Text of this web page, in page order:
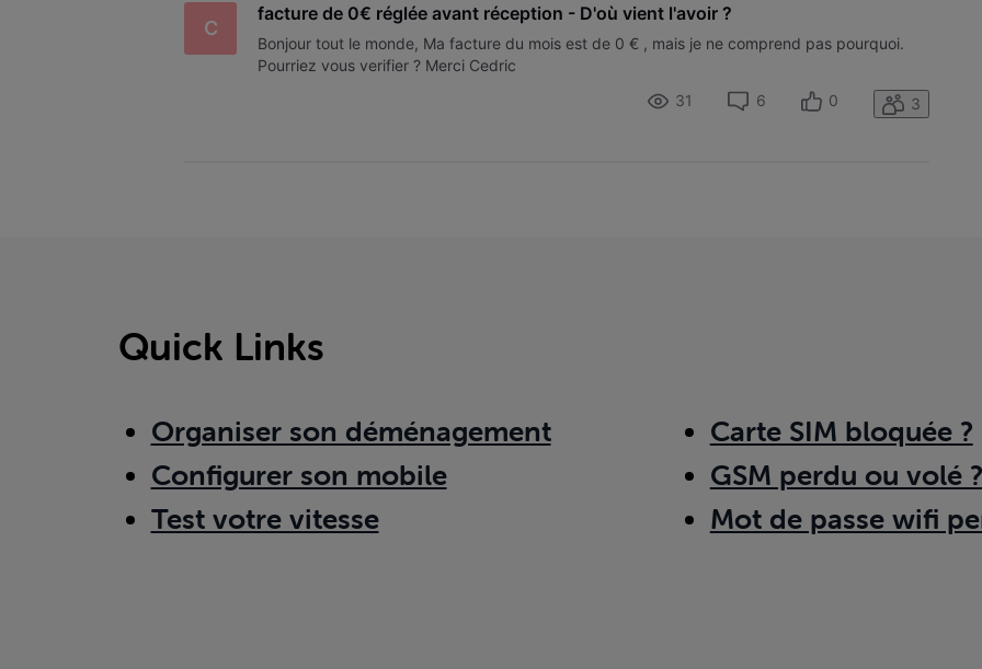
C
facture de 0€ réglée avant réception - D'où vient l'avoir ?
Bonjour tout le monde, Ma facture du mois est de 0 € , mais je ne comprend pas pourquoi.
Pourriez vous verifier ? Merci Cedric
31
6 0 3
Quick Links
Organiser son déménagement
Configurer son mobile
Test votre vitesse
Carte SIM bloquée ?
GSM perdu ou volé ?
Mot de passe wifi